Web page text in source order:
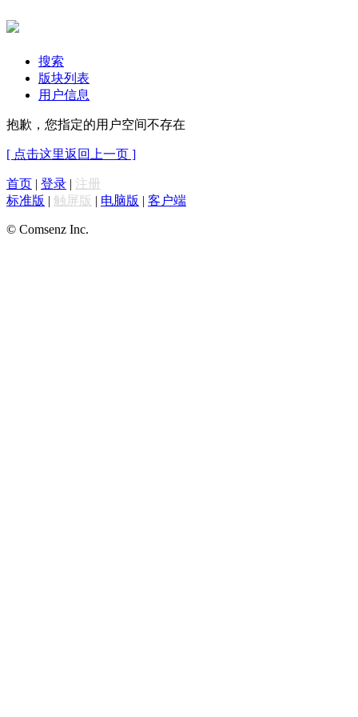
搜索
版块列表
用户信息
抱歉，您指定的用户空间不存在
[ 点击这里返回上一页 ]
首页 | 登录 | 注册
标准版 | 触屏版 | 电脑版 | 客户端
© Comsenz Inc.